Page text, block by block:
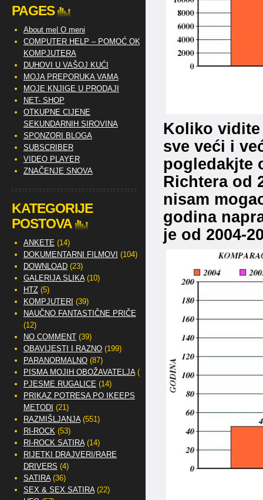
Koliko
sve veći i
pogledakjte
Richtera od
nisam
godina
je od 2004-
PAGES
About me| O meni
COMPUTER HELP – POMOĆ OKO
KOMPJUTERA
DUHOVI U VAŠOJ KUĆI
MOJA PREPORUKA VAMA
MOJE KNJIGE U PRODAJI
NET- SHOP
OTKUPNE CIJENE
SEKUNDARNIH SIROVINA
SPONZORI BLOGA
SUBSCRIBER
VIDEO PLAYER
ZNAČENJE SNOVA
KATEGORIJE
POSTOVA
ANKETE (14)
DOKUMENTARNI FILMOVI (104)
DOWNLOAD(23)
GALERIJA SLIKA(10)
HTZ(5)
KOMPJUTERI (39)
NAUČNO FANTASTIČNE PRIČE
(12)
NO COMMENT(39)
OBAVIJESTI I RAZNO(199)
PARANORMALNO(87)
PISMA MOJIH OBOŽAVATELJA(2)
PJESME RUGALICE (14)
PRIKAZ POTRESA PO IKEEPS
METODI (21)
RAZMIŠLJANJA(551)
RI-ROCK(53)
RI-ROCK SATIRA(14)
RIJETKI DRAJVERI/RARE
DRIVERS (4)
SATIRA(36)
SEX & SEX SATIRA(22)